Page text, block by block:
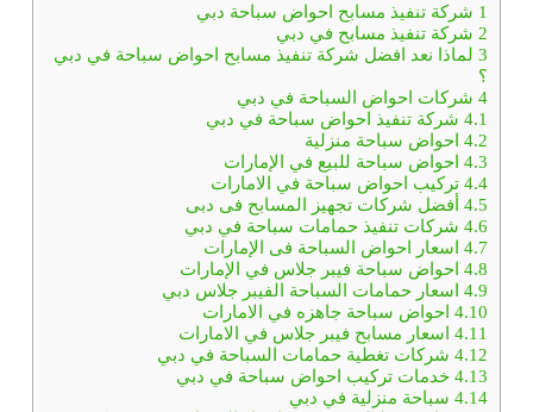
1 شركة تنفيذ مسابح احواض سباحة دبي
2 شركة تنفيذ مسابح في دبي
3لماذا نعد افضل شركة تنفيذ مسابح احواض سباحة في دبي
؟
4شركات احواض السباحة في دبي
4.1شركة تنفيذ احواض سباحة في دبي
4.2احواض سباحة منزلية
4.3احواض سباحة للبيع في الإمارات
4.4تركيب احواض سباحة في الامارات
4.5أفضل شركات تجهيز المسابح فى دبى
4.6شركات تنفيذ حمامات سباحة في دبي
4.7اسعار احواض السباحة فى الإمارات
4.8احواض سباحة فيبر جلاس في الإمارات
4.9اسعار حمامات السباحة الفيبر جلاس دبي
4.10احواض سباحة جاهزه في الامارات
4.11اسعار مسابح فيبر جلاس في الامارات
4.12شركات تغطية حمامات السباحة في دبي
4.13خدمات تركيب احواض سباحة في دبي
4.14سباحة منزلية في دبي